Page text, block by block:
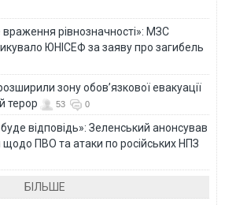
рівнозначності»: МЗС
ЮНІСЕФ за заяву про загибель
зону обов’язкової евакуації
терор
53 0
відповідь»: Зеленський анонсував
щодо ПВО та атаки по російських НПЗ
БІЛЬШЕ